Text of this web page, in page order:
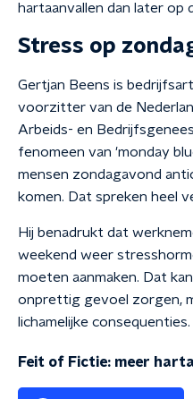
hartaanvallen dan later op
Stress op
Gertjan Beens is
voorzitter van de
Arbeids- en
fenomeen van 'monday
mensen zondagavond
komen. Dat spreken heel
Hij benadrukt dat
weekend weer
moeten aanmaken. Dat
onprettig gevoel zorgen,
lichamelijke consequenties.
Feit of Fictie: meer